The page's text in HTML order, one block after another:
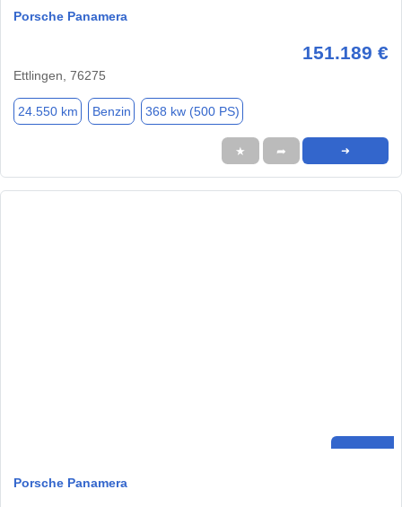
Porsche Panamera
151.189 €
Ettlingen, 76275
24.550 km Benzin 368 kw (500 PS)
★ ➦ ➜
Porsche Panamera